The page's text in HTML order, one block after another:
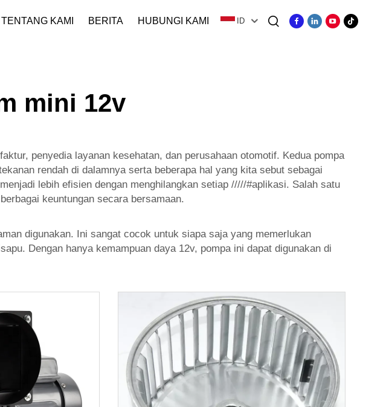
TENTANG KAMI BERITA HUBUNGI KAMI ID
mini 12v
penyedia layanan kesehatan, dan perusahaan otomotif. Kedua pompa
rendah di dalamnya serta beberapa hal yang kita sebut sebagai
lebih efisien dengan menghilangkan setiap /////#aplikasi. Salah satu
keuntungan secara bersamaan.
digunakan. Ini sangat cocok untuk siapa saja yang memerlukan
Dengan hanya kemampuan daya 12v, pompa ini dapat digunakan di